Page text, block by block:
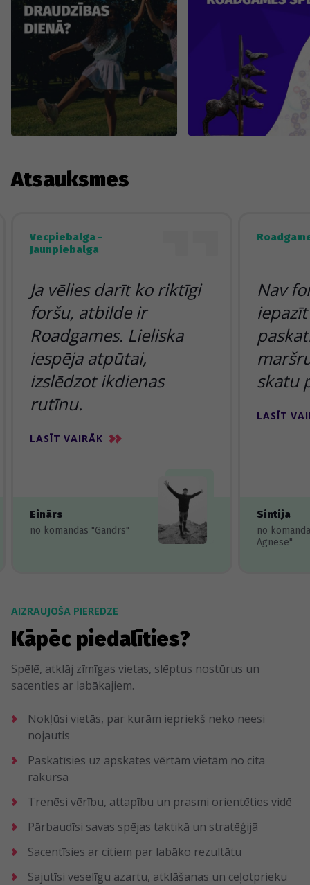
Atsauksmes
Vecpiebalga -
Jaunpiebalga
Ja vēlies darīt ko riktīgi
foršu, atbilde ir
Roadgames. Lieliska
iespēja atpūtai,
izslēdzot ikdienas
rutīnu.
LASĪT VAIRĀK
Einārs
no komandas "Gandrs"
Nav
skatu
LASĪT
Sintija
no
Agnese"
AIZRAUJOŠA PIEREDZE
Kāpēc piedalīties?
Spēlē, atklāj zīmīgas vietas, slēptus nostūrus un
sacenties ar labākajiem.
Nokļūsi vietās, par kurām iepriekš neko neesi
nojautis
Paskatīsies uz apskates vērtām vietām no cita
rakursa
Trenēsi vērību, attapību un prasmi orientēties vidē
Pārbaudīsi savas spējas taktikā un stratēģijā
Sacentīsies ar citiem par labāko rezultātu
Sajutīsi veselīgu azartu, atklāšanas un ceļotprieku